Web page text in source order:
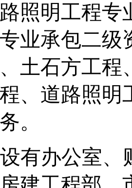
照明工程专
业承包二级
土石方工程
、道路照明
。
有办公室、